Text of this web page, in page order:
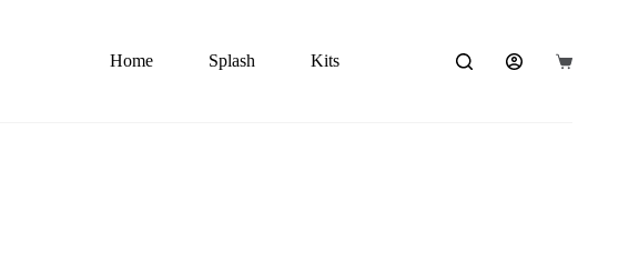
Home Splash Kits
Carrito